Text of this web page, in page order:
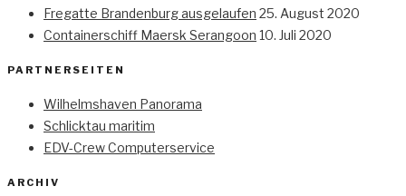
Fregatte Brandenburg ausgelaufen 25. August 2020
Containerschiff Maersk Serangoon 10. Juli 2020
PARTNERSEITEN
Wilhelmshaven Panorama
Schlicktau maritim
EDV-Crew Computerservice
ARCHIV